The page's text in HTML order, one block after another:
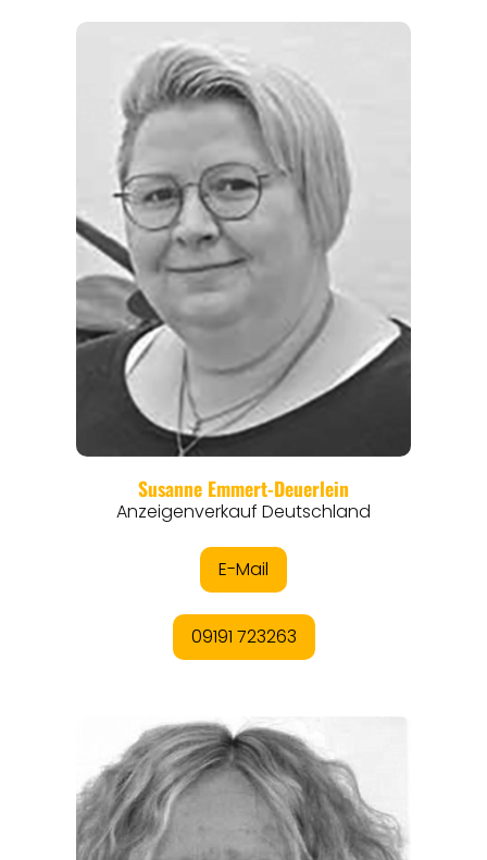
REGIONEN
ORTE
REISEFÜHRER
REISEMAGAZINE
THEMEN
ANGEBOTE